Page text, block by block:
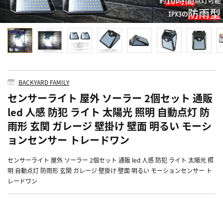
BACKYARD FAMILY
センサーライト 屋外 ソーラー 2個セット 通販
led 人感 防犯 ライト 太陽光 照明 自動点灯 防
雨形 玄関 ガレージ 壁掛け 壁面 明るい モーシ
ョンセンサー トレードワン
センサーライト 屋外 ソーラー 2個セット 通販 led 人感 防犯 ライト 太陽光 照
明 自動点灯 防雨形 玄関 ガレージ 壁掛け 壁面 明るい モーションセンサー ト
レードワン